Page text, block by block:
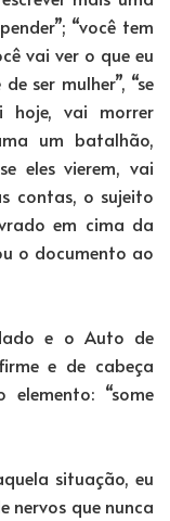
“você tem
vai ver o que eu
ser mulher”, “se
hoje, vai morrer
um batalhão,
eles vierem, vai
contas, o sujeito
em cima da
o documento ao
e o Auto de
e de cabeça
“some
situação, eu
nervos que nunca